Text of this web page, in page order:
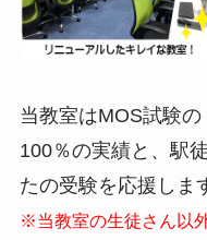
当教室はMOS試験
100％の実績と、駅
たの受験を応援しま
※当教室の生徒さん以